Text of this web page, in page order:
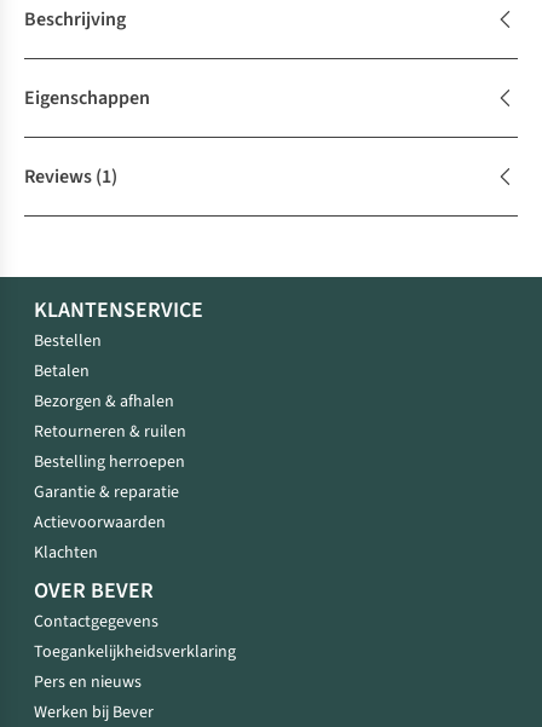
Beschrijving
Eigenschappen
Reviews(1)
KLANTENSERVICE
Bestellen
Betalen
Bezorgen & afhalen
Retourneren & ruilen
Bestelling herroepen
Garantie & reparatie
Actievoorwaarden
Klachten
OVER BEVER
Contactgegevens
Toegankelijkheidsverklaring
Pers en nieuws
Werken bij Bever